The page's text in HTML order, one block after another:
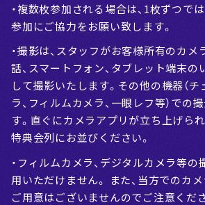
・複数枚参加される場合は、1枚ずつで
参加にご協力をお願い致します。
・撮影は、スタッフがお客様所有のカ
話、スマートフォン、タブレット端末の
して撮影いたします。その他の機器（チ
ラ、フィルムカメラ、一眼レフ等）での
す。直ぐにカメラアプリが立ち上げら
特典会列にお並びください。
・フィルムカメラ、デジタルカメラ等
用いただけません。 また、当方でのカ
ご用意はございませんのでご注意くだ